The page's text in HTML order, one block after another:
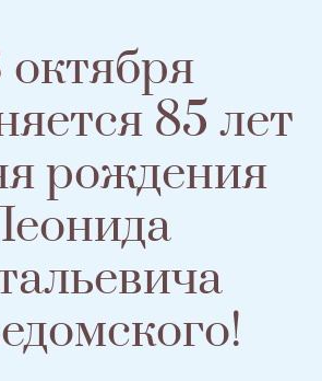
октября
85 лет
рождения